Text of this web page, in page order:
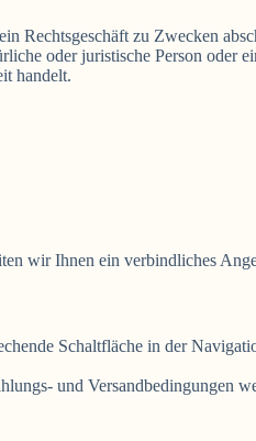
Rechtsgeschäft zu Zwecken
oder juristische Person oder
handelt.
wir Ihnen ein verbindliches
Schaltfläche in der
und Versandbedingungen